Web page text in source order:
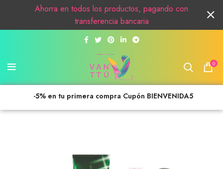
0
-5% en tu primera compra Cupón BIENVENIDA5
Ahorra en todos los productos, pagando con
transferencia bancaria